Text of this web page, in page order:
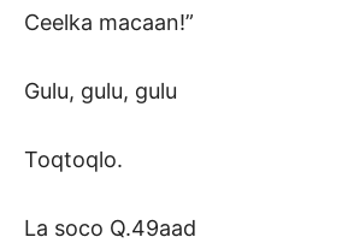
Ceelka macaan!”
Gulu, gulu, gulu
Toqtoqlo.
La soco Q.49aad